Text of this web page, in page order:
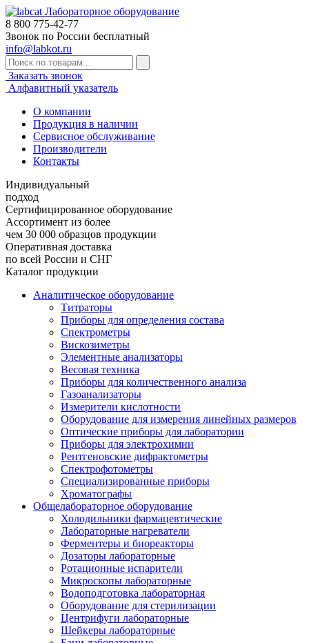
Лабораторное оборудование
8 800 775-42-77
Звонок по России бесплатный
info@labkot.ru
Заказать звонок
Алфавитный указатель
О компании
Продукция в наличии
Сервисное обслуживание
Производители
Контакты
Индивидуальный
подход
Сертифицированное оборудование
Ассортимент из более
чем 30 000 образцов продукции
Оперативная доставка
по всей России и СНГ
Каталог продукции
Аналитическое оборудование
Титраторы
Приборы для определения состава
Спектрометры
Вискозиметры
Элементные анализаторы
Весовая техника
Приборы для количественного анализа
Газоанализаторы
Измерители кислотности
Оборудование для измерения линейных размеров
Оптические приборы для лаборатории
Приборы для электрохимии
Рентгеновские дифрактометры
Спектрофотометры
Специализированные приборы
Хроматографы
Общелабораторное оборудование
Холодильники фармацевтические
Лабораторные нагреватели
Ферментеры и биореакторы
Дозаторы лабораторные
Ротационные испарители
Микроскопы лабораторные
Водоподготовка лабораторная
Оборудование для стерилизации
Центрифуги лабораторные
Шейкеры лабораторные